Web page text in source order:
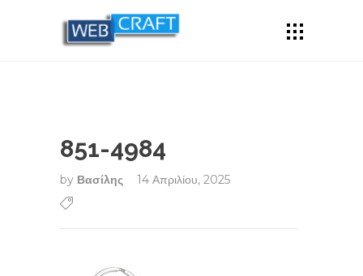
851-4984
by Βασίλης 14 Απριλίου, 2025